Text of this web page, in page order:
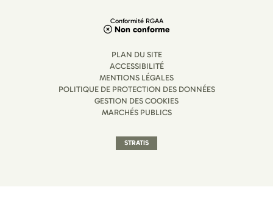
Conformité RGAA
Non conforme
PLAN DU SITE
ACCESSIBILITÉ
MENTIONS LÉGALES
POLITIQUE DE PROTECTION DES DONNÉES
GESTION DES COOKIES
MARCHÉS PUBLICS
STRATIS